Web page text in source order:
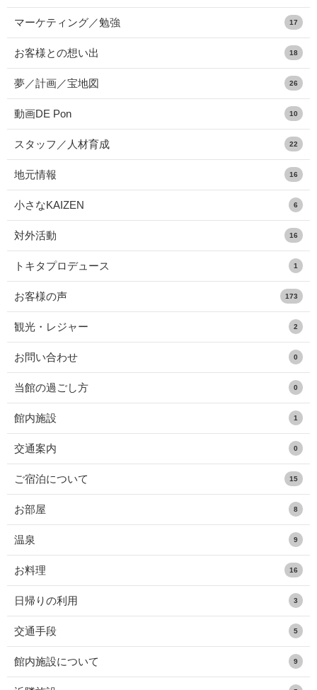
マーケティング／勉強 17
お客様との想い出 18
夢／計画／宝地図 26
動画DE Pon 10
スタッフ／人材育成 22
地元情報 16
小さなKAIZEN 6
対外活動 16
トキタプロデュース 1
お客様の声 173
観光・レジャー 2
お問い合わせ 0
当館の過ごし方 0
館内施設 1
交通案内 0
ご宿泊について 15
お部屋 8
温泉 9
お料理 16
日帰りの利用 3
交通手段 5
館内施設について 9